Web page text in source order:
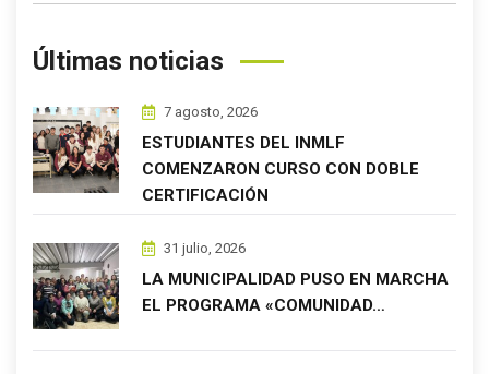
Últimas noticias
7 agosto, 2026
ESTUDIANTES DEL INMLF
COMENZARON CURSO CON DOBLE
CERTIFICACIÓN
31 julio, 2026
LA MUNICIPALIDAD PUSO EN MARCHA
EL PROGRAMA «COMUNIDAD…